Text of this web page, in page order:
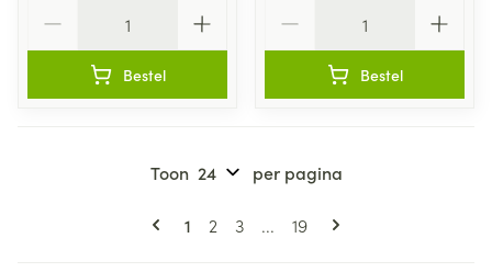
Bestel Bestel
Pagina's
U lees momenteel pagina
1 Pagina
2 Pagina
3 ... Pagina
19
Toon per pagina